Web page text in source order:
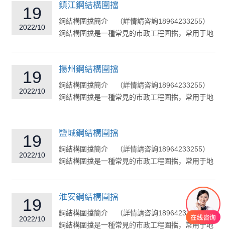
19
2022/10
鎮江鋼結構圍擋
鋼結構圍擋簡介 （詳情請咨詢18964233255）
鋼結構圍擋是一種常見的市政工程圍擋，常用于地
19
2022/10
揚州鋼結構圍擋
鋼結構圍擋簡介 （詳情請咨詢18964233255）
鋼結構圍擋是一種常見的市政工程圍擋，常用于地
19
2022/10
鹽城鋼結構圍擋
鋼結構圍擋簡介 （詳情請咨詢18964233255）
鋼結構圍擋是一種常見的市政工程圍擋，常用于地
19
2022/10
淮安鋼結構圍擋
鋼結構圍擋簡介 （詳情請咨詢18964233255）
鋼結構圍擋是一種常見的市政工程圍擋，常用于地